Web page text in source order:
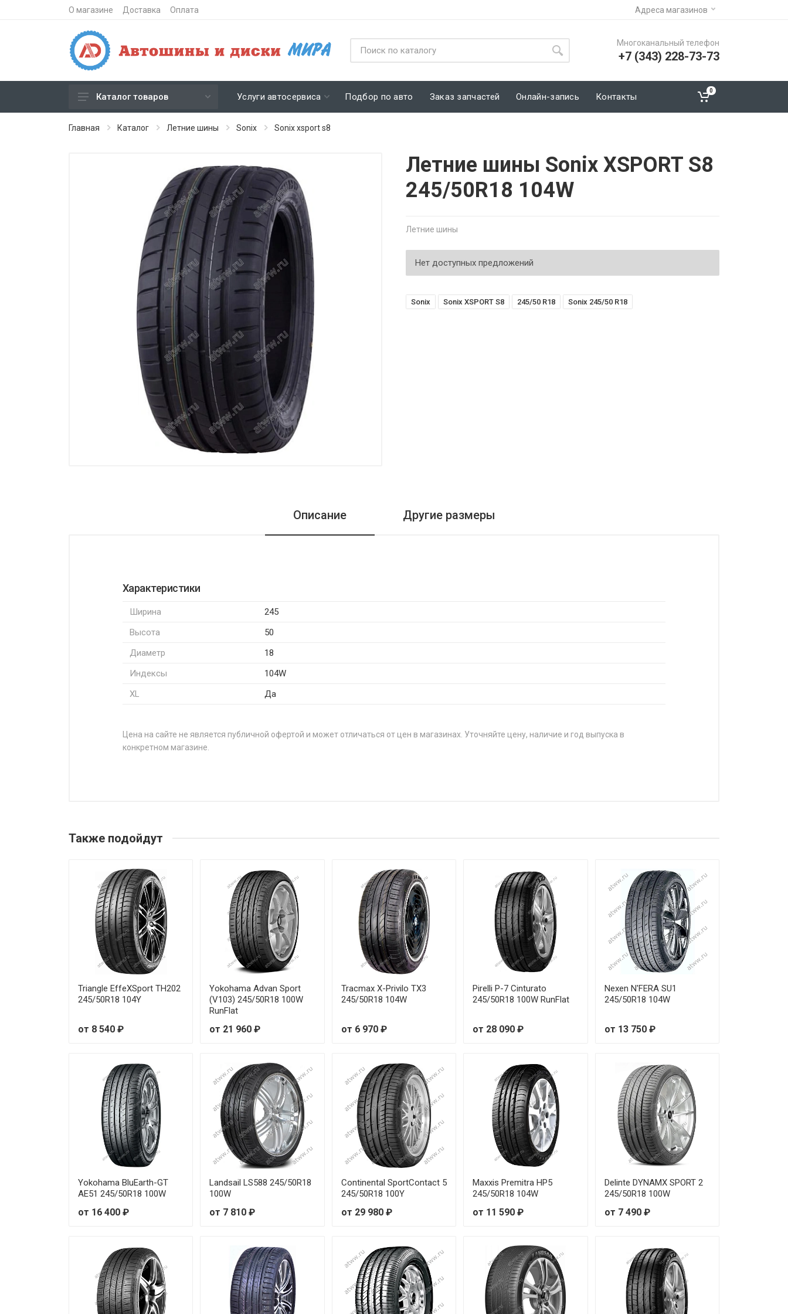
О магазине Доставка Оплата Адреса магазинов
Многоканальный телефон
+7 (343) 228-73-73
Зимние шипованные шины
Штампованные диски
Каталог товаров Услуги автосервиса Подбор по авто Заказ запчастей Онлайн-запись Контакты
0
Главная Каталог Летние шины Sonix Sonix xsport s8
Летние шины Sonix XSPORT S8
245/50R18 104W
Летние шины
Нет доступных предложений
Sonix Sonix XSPORT S8 245/50 R18 Sonix 245/50 R18
Описание Другие размеры
Характеристики
Ширина
245
Высота
50
Диаметр
18
Индексы
104W
XL
Да
Цена на сайте не является публичной офертой и может отличаться от цен в магазинах. Уточняйте цену, наличие и год выпуска в
конкретном магазине.
Sonix XSPORT S8 195/45R17 85W
Sonix XSPORT S8 195/50R15 82V от 5 260 ₽
Sonix XSPORT S8 195/50R16 88V от 5 460 ₽
Sonix XSPORT S8 195/55R15 85V от 5 480 ₽
Sonix XSPORT S8 195/55R16 91V от 5 580 ₽
Sonix XSPORT S8 205/40R17 84W от 5 730 ₽
Sonix XSPORT S8 205/45R16 87W
Sonix XSPORT S8 205/50R16 91W от 6 100 ₽
Sonix XSPORT S8 215/40R18 89W от 6 750 ₽
Sonix XSPORT S8 215/45R16 90W от 6 130 ₽
Sonix XSPORT S8 215/45R18 93W от 6 780 ₽
Sonix XSPORT S8 215/50R17 95W от 6 830 ₽
Sonix XSPORT S8 215/55R18 99W от 7 460 ₽
Sonix XSPORT S8 225/35R18 87Y от 6 700 ₽
Также подойдут
Triangle EffeXSport TH202
245/50R18 104Y
от 8 540 ₽
Yokohama Advan Sport
(V103) 245/50R18 100W
RunFlat
от 21 960 ₽
Tracmax X-Privilo TX3
245/50R18 104W
от 6 970 ₽
Pirelli P-7 Cinturato
245/50R18 100W RunFlat
от 28 090 ₽
Nexen N'FERA SU1
245/50R18 104W
от 13 750 ₽
Yokohama BluEarth-GT
AE51 245/50R18 100W
от 16 400 ₽
Landsail LS588 245/50R18
100W
от 7 810 ₽
Continental SportContact 5
245/50R18 100Y
от 29 980 ₽
Maxxis Premitra HP5
245/50R18 104W
от 11 590 ₽
Delinte DYNAMX SPORT 2
245/50R18 100W
от 7 490 ₽